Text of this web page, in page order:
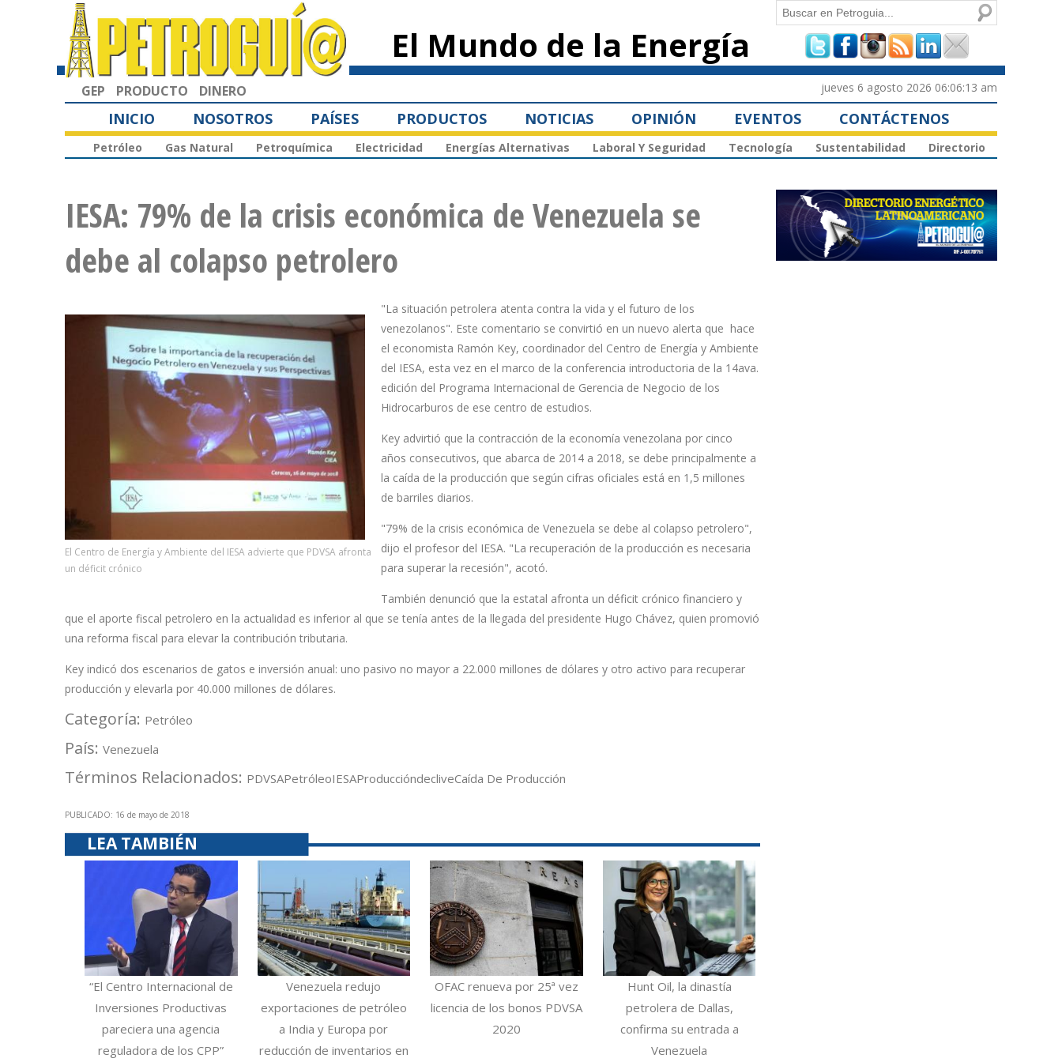
principal
El Mundo de la Energía
Formulario de
búsqueda
Buscar
GEP PRODUCTO DINERO jueves 6 agosto 2026 06:06:13 am
INICIO NOSOTROS PAÍSES PRODUCTOS NOTICIAS OPINIÓN EVENTOS CONTÁCTENOS
Petróleo Gas Natural Petroquímica Electricidad Energías Alternativas Laboral Y Seguridad Tecnología Sustentabilidad Directorio
IESA: 79% de la crisis económica de Venezuela se
debe al colapso petrolero
El Centro de Energía y Ambiente del IESA advierte que PDVSA afronta
un déficit crónico
"La situación petrolera atenta contra la vida y el futuro de los
venezolanos". Este comentario se convirtió en un nuevo alerta que hace
el economista Ramón Key, coordinador del Centro de Energía y Ambiente
del IESA, esta vez en el marco de la conferencia introductoria de la 14ava.
edición del Programa Internacional de Gerencia de Negocio de los
Hidrocarburos de ese centro de estudios.
Key advirtió que la contracción de la economía venezolana por cinco
años consecutivos, que abarca de 2014 a 2018, se debe principalmente a
la caída de la producción que según cifras oficiales está en 1,5 millones
de barriles diarios.
"79% de la crisis económica de Venezuela se debe al colapso petrolero",
dijo el profesor del IESA. "La recuperación de la producción es necesaria
para superar la recesión", acotó.
También denunció que la estatal afronta un déficit crónico financiero y
que el aporte fiscal petrolero en la actualidad es inferior al que se tenía antes de la llegada del presidente Hugo Chávez, quien promovió
una reforma fiscal para elevar la contribución tributaria.
Key indicó dos escenarios de gatos e inversión anual: uno pasivo no mayor a 22.000 millones de dólares y otro activo para recuperar
producción y elevarla por 40.000 millones de dólares.
Categoría: Petróleo
País: Venezuela
Términos Relacionados: PDVSAPetróleoIESAProduccióndecliveCaída De Producción
PUBLICADO: 16 de mayo de 2018
LEA TAMBIÉN
“El Centro Internacional de
Inversiones Productivas
pareciera una agencia
reguladora de los CPP”
Venezuela redujo
exportaciones de petróleo
a India y Europa por
reducción de inventarios en
OFAC renueva por 25ª vez
licencia de los bonos PDVSA
2020
Hunt Oil, la dinastía
petrolera de Dallas,
confirma su entrada a
Venezuela